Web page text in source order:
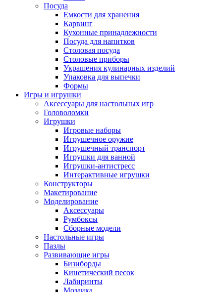
Посуда
Емкости для хранения
Карвинг
Кухонные принадлежности
Посуда для напитков
Столовая посуда
Столовые приборы
Украшения кулинарных изделий
Упаковка для выпечки
Формы
Игры и игрушки
Аксессуары для настольных игр
Головоломки
Игрушки
Игровые наборы
Игрушечное оружие
Игрушечный транспорт
Игрушки для ванной
Игрушки-антистресс
Интерактивные игрушки
Конструкторы
Макетирование
Моделирование
Аксессуары
Румбоксы
Сборные модели
Настольные игры
Пазлы
Развивающие игры
Бизиборды
Кинетический песок
Лабиринты
Мозаика